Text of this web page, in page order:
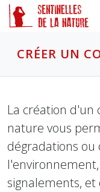
CRÉER UN
La création d'un
nature vous
dégradations ou
signalements,
Panneau de gestion